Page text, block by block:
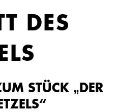
DES
STÜCK „DER